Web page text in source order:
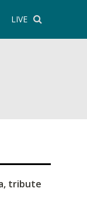
LIVE
tribute